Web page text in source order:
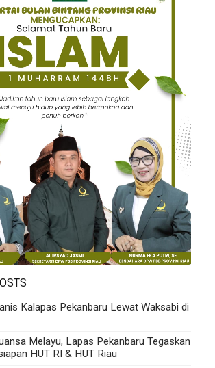
Kalapas Pekanbaru Lewat Waksabi di
Melayu, Lapas Pekanbaru Tegaskan
HUT RI & HUT Riau